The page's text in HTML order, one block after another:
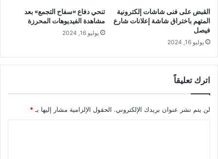
القبض على فنى شاشات إلكترونية
المتهم باختراق شاشة إعلانات شارع
فيصل
يوليو 16, 2024
تنحي دفاع «سفاح التجمع» بعد
مشاهدة الفيديوهات المحرزة
يوليو 16, 2024
اترك تعليقاً
لن يتم نشر عنوان بريدك الإلكتروني. الحقول الإلزامية مشار إليها بـ *